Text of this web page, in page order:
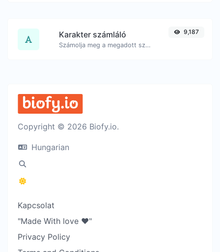
Karakter számláló
Számolja meg a megadott szöveg karaktereinek és szavainak számát.
9,187
Copyright © 2026 Biofy.io.
Hungarian
Kapcsolat
"Made With love ❤️"
Privacy Policy